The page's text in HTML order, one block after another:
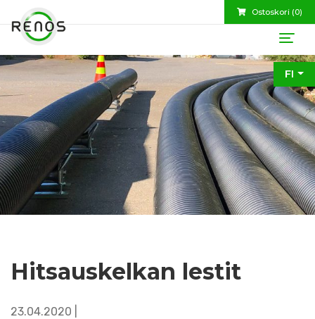
Ostoskori (0)
FI
Hitsauskelkan lestit
23.04.2020 |